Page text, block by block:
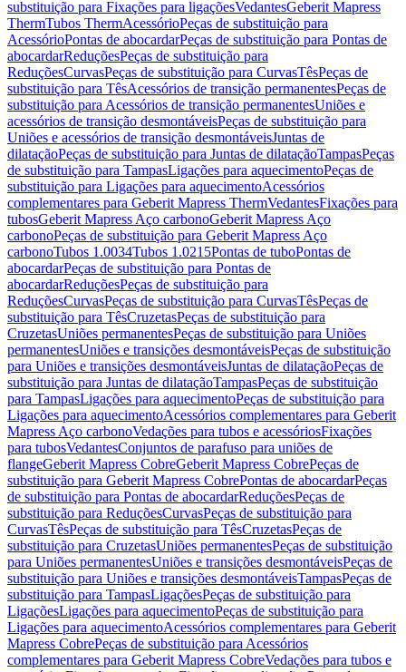
substituição para Fixações para ligaçõesVedantesGeberit Mapress
ThermTubos ThermAcessórioPeças de substituição para
AcessórioPontas de abocardarPeças de substituição para Pontas de
abocardarReduçõesPeças de substituição para
ReduçõesCurvasPeças de substituição para CurvasTêsPeças de
substituição para TêsAcessórios de transição permanentesPeças de
substituição para Acessórios de transição permanentesUniões e
acessórios de transição desmontáveisPeças de substituição para
Uniões e acessórios de transição desmontáveisJuntas de
dilataçãoPeças de substituição para Juntas de dilataçãoTampasPeças
de substituição para TampasLigações para aquecimentoPeças de
substituição para Ligações para aquecimentoAcessórios
complementares para Geberit Mapress ThermVedantesFixações para
tubosGeberit Mapress Aço carbonoGeberit Mapress Aço
carbonoPeças de substituição para Geberit Mapress Aço
carbonoTubos 1.0034Tubos 1.0215Pontas de tuboPontas de
abocardarPeças de substituição para Pontas de
abocardarReduçõesPeças de substituição para
ReduçõesCurvasPeças de substituição para CurvasTêsPeças de
substituição para TêsCruzetasPeças de substituição para
CruzetasUniões permanentesPeças de substituição para Uniões
permanentesUniões e transições desmontáveisPeças de substituição
para Uniões e transições desmontáveisJuntas de dilataçãoPeças de
substituição para Juntas de dilataçãoTampasPeças de substituição
para TampasLigações para aquecimentoPeças de substituição para
Ligações para aquecimentoAcessórios complementares para Geberit
Mapress Aço carbonoVedações para tubos e acessóriosFixações
para tubosVedantesConjuntos de parafuso para uniões de
flangeGeberit Mapress CobreGeberit Mapress CobrePeças de
substituição para Geberit Mapress CobrePontas de abocardarPeças
de substituição para Pontas de abocardarReduçõesPeças de
substituição para ReduçõesCurvasPeças de substituição para
CurvasTêsPeças de substituição para TêsCruzetasPeças de
substituição para CruzetasUniões permanentesPeças de substituição
para Uniões permanentesUniões e transições desmontáveisPeças de
substituição para Uniões e transições desmontáveisTampasPeças de
substituição para TampasLigaçõesPeças de substituição para
LigaçõesLigações para aquecimentoPeças de substituição para
Ligações para aquecimentoAcessórios complementares para Geberit
Mapress CobrePeças de substituição para Acessórios
complementares para Geberit Mapress CobreVedações para tubos e